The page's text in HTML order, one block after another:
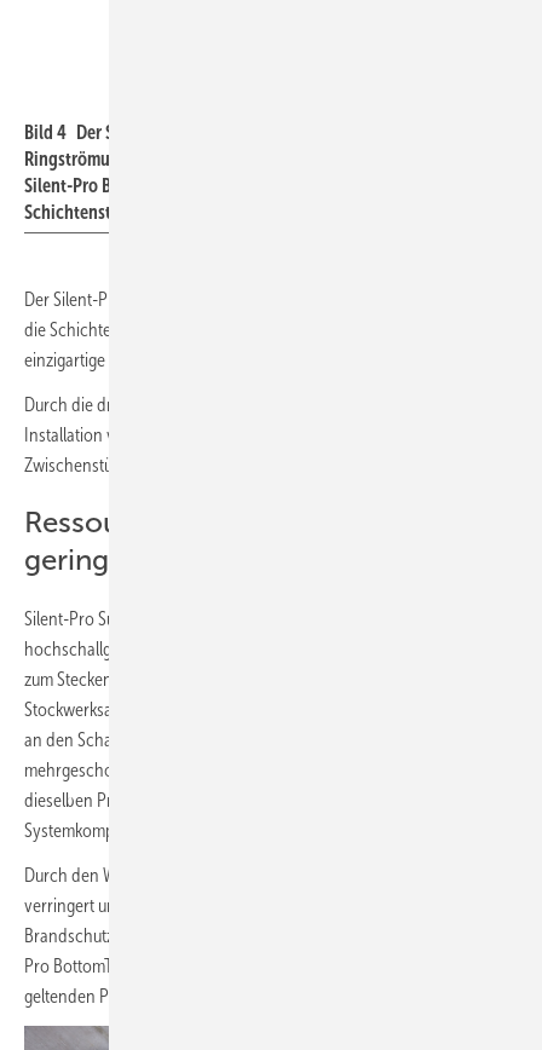
Bild 4 Der Silent-Pro BottomTurn Bogen (links) leitet die vertikale
Ringströmung in eine horizontale Schichtenströmung um. Der
Silent-Pro BackFlip Bogen überführt die horizontale
Schichtenströmung in eine vertikale Ringströmung.
Der Silent-Pro Backflip Bogen (
die Schichtenströmung erneut in eine Ringströmung. Durch die
einzigartige Umlenkung wird ein hydraulischer Abschluss verhindert.
Durch die drei Komponenten entfallen aufwendigere Lösungen zur
Installation von Umlenkungen, für die zwei 45°-Bögen mit
Zwischenstück erforderlich wären.
Ressourcenschonend durch einen
geringeren Materialeinsatz
Silent-Pro SuperTube ist die hydraulisch optimierte Ergänzung des
hochschallgedämmten Geberit-Entwässerungssystems Silent-Pro
zum Stecken. Das System wurde für Fallleitungen und
Stockwerksanbindungen bei Bauprojekten mit hohen Anforderungen
an den Schallschutz konzipiert. Die drei SuperTube-Formstücke für
mehrgeschossige Gebäude oder Terrassenhäuser verfügen über
dieselben Produkt- und Materialeigenschaften wie die restlichen
Systemkomponenten, auch beim Schallschutz.
Durch den Wegfall der Umgehungsleitung wird der Materialeinsatz
verringert und es ist auch nur ein Rohrschott notwendig. Der
Brandschutz mit dem Geberit Rohrschott90 Plus EN und dem Silent-
Pro BottomTurn Bogen (
geltenden Prüfbestimmungen über 90 Minuten nachgewiesen.